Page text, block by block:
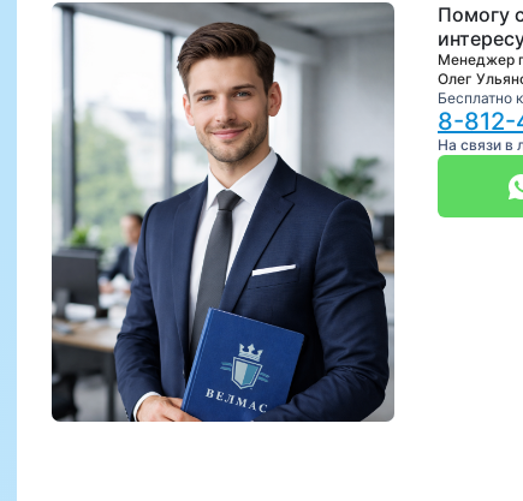
Помогу
Менеджер
Олег
Бесплатно
8-
На связи в